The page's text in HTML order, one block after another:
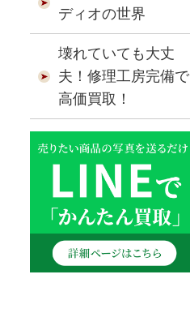
ディオの世界
壊れていても大丈
夫！修理工房完備で
高価買取！